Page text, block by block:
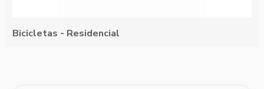
Bicicletas - Residencial